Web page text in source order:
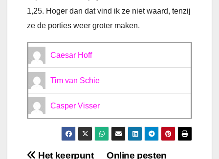
1,25. Hoger dan dat vind ik ze niet waard, tenzij
ze de porties weer groter maken.
Caesar Hoff
Tim van Schie
Casper Visser
Online pesten
Het keerpunt